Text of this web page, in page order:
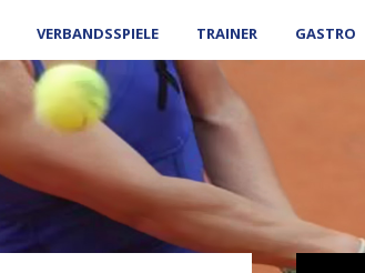
VERBANDSSPIELE TRAINER GASTRO